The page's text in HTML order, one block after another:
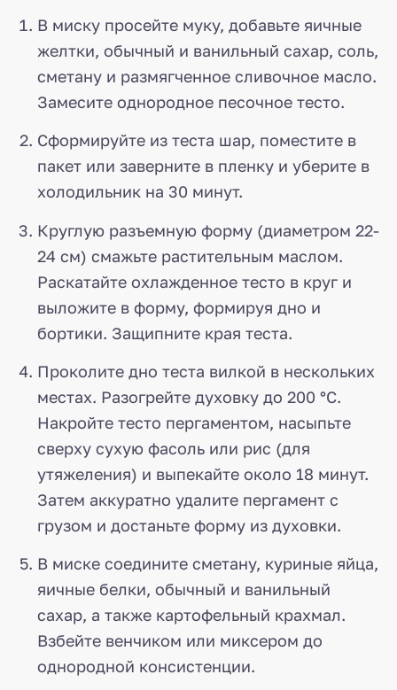
В миску просейте муку, добавьте яичные
желтки, обычный и ванильный сахар, соль,
сметану и размягченное сливочное масло.
Замесите однородное песочное тесто.
Сформируйте из теста шар, поместите в
пакет или заверните в пленку и уберите в
холодильник на 30 минут.
Круглую разъемную форму (диаметром 22-
24 см) смажьте растительным маслом.
Раскатайте охлажденное тесто в круг и
выложите в форму, формируя дно и
бортики. Защипните края теста.
Проколите дно теста вилкой в нескольких
местах. Разогрейте духовку до 200 °C.
Накройте тесто пергаментом, насыпьте
сверху сухую фасоль или рис (для
утяжеления) и выпекайте около 18 минут.
Затем аккуратно удалите пергамент с
грузом и достаньте форму из духовки.
В миске соедините сметану, куриные яйца,
яичные белки, обычный и ванильный
сахар, а также картофельный крахмал.
Взбейте венчиком или миксером до
однородной консистенции.